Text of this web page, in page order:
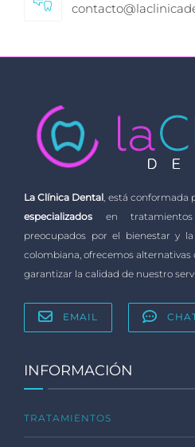
La Clínica Dental, está conformada
especializados en
preocupados por el bienestar y
colombiana, ofrecemos
garantizar la calidad de nuestro
EMAIL
INFORMACIÓN
TRATAMIENTOS